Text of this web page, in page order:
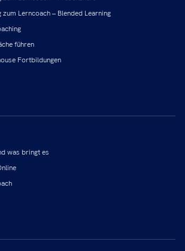
Lerncoach – Blended Learning
führen
Fortbildungen
was bringt es